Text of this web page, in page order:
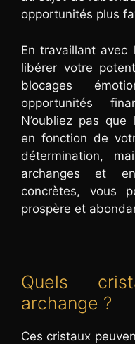
opportunités plus
En travaillant avec
libérer votre
blocages
opportunités
N’oubliez pas
en fonction de
détermination,
archanges et
concrètes, vous
prospère et
Quels
archange ?
Ces cristaux